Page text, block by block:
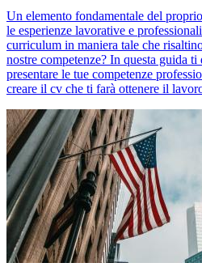
Un elemento fondamentale del
le esperienze lavorative e
curriculum in maniera tale che
nostre competenze? In questa guida
presentare le tue competenze
creare il cv che ti farà ottenere il